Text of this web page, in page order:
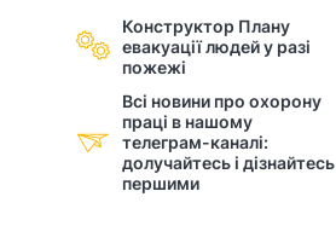
Конструктор Плану
евакуації людей у разi
пожежі
Всі новини про охорону
праці в нашому
телеграм-каналі:
долучайтесь і дізнайтесь
першими